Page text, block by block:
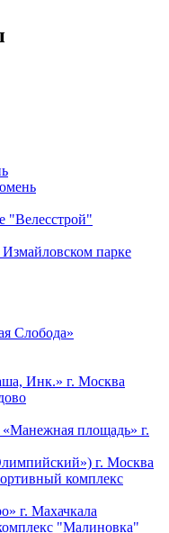
"Велесстрой"
парке
Слобода»
Инк.» г. Москва
площадь» г.
г. Москва
комплекс
г. Махачкала
"Малиновка"